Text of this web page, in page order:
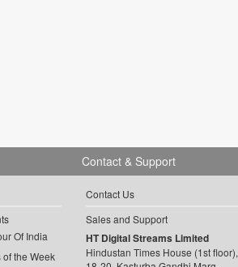
Of India
of the Week
Contact & Support
Contact Us
Sales and Support
HT Digital Streams Limited
Hindustan Times House (1st floor),